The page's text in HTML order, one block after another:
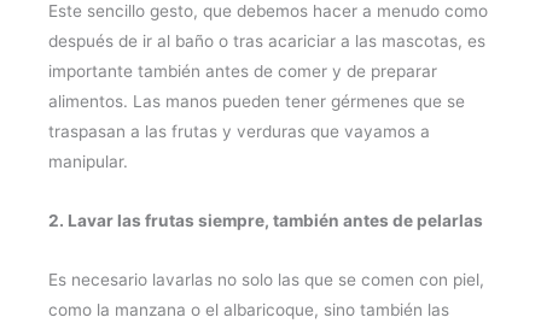
Este sencillo gesto, que debemos hacer a menudo como
después de ir al baño o tras acariciar a las mascotas, es
importante también antes de comer y de preparar
alimentos. Las manos pueden tener gérmenes que se
traspasan a las frutas y verduras que vayamos a
manipular.
2. Lavar las frutas siempre, también antes de pelarlas
Es necesario lavarlas no solo las que se comen con piel,
como la manzana o el albaricoque, sino también las